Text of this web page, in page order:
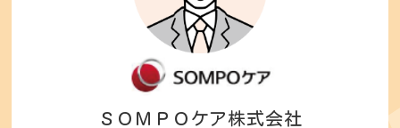
ＳＯＭＰＯケア株式会社